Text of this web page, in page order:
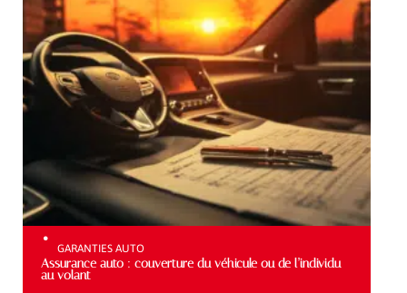
GARANTIES AUTO
Assurance auto : couverture du véhicule ou de l’individu
au volant